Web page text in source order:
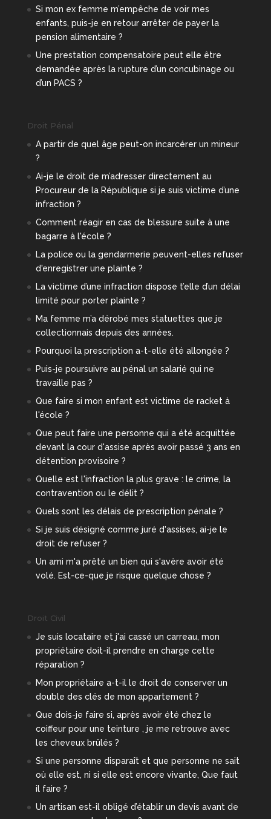
Si mon ex femme m’empêche de voir mes
enfants, puis-je en retour arrêter de payer la
pension alimentaire ?
Une prestation compensatoire peut elle être
demandée après la rupture d’un concubinage ou
d’un PACS ?
Droit Pénal
A partir de quel âge peut-on incarcérer un mineur
?
Ai-je le droit de m’adresser directement au
Procureur de la République si je suis victime d’une
infraction ?
Comment réagir en cas de blessure suite à une
bagarre à l'école ?
La police ou la gendarmerie peuvent-elles refuser
d'enregistrer une plainte ?
La victime d’une infraction dispose t’elle d’un délai
limité pour porter plainte ?
Ma femme m’a dérobé mes statuettes que je
collectionnais depuis des années.
Pourquoi la prescription a-t-elle été allongée ?
Puis-je poursuivre au pénal un salarié qui ne
travaille pas ?
Que faire si mon enfant est victime de racket à
l'école ?
Que peut faire une personne qui a été acquittée
devant la cour d'assise après avoir passé 3 ans en
détention provisoire ?
Quelle est l'infraction la plus grave : le crime, la
contravention ou le délit ?
Quels sont les délais de prescription pénale ?
Si je suis désigné comme juré d'assises, ai-je le
droit de refuser ?
Un ami m'a prêté un bien qui s'avère avoir été
volé. Est-ce-que je risque quelque chose ?
Droit Civil
Je suis locataire et j'ai cassé un carreau, mon
propriétaire doit-il prendre en charge cette
réparation ?
Mon propriétaire a-t-il le droit de conserver un
double des clés de mon appartement ?
Que dois-je faire si, après avoir été chez le
coiffeur pour une teinture , je me retrouve avec
les cheveux brûlés ?
Si une personne disparaît et que personne ne sait
où elle est, ni si elle est encore vivante, Que faut
il faire ?
Un artisan est-il obligé d’établir un devis avant de